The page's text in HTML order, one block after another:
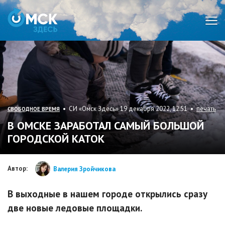
СВОБОДНОЕ ВРЕМЯ • СИ «Омск Здесь» 19 декабря 2022, 12:51 •печать
В ОМСКЕ ЗАРАБОТАЛ САМЫЙ БОЛЬШОЙ
ГОРОДСКОЙ КАТОК
Автор: Валерия Зройчикова
В выходные в нашем городе открылись сразу
две новые ледовые площадки.